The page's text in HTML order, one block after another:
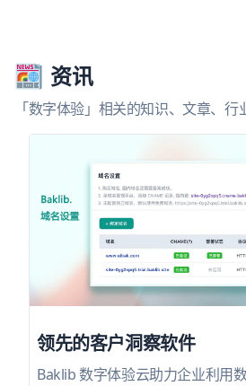
资讯
「数字体验」相关的知识、文章、
领先的客户洞察软件
Baklib 数字体验云助力企业利用